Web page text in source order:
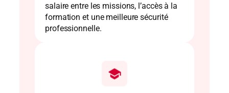
salaire entre les missions, l’accès à la
formation et une meilleure sécurité
professionnelle.